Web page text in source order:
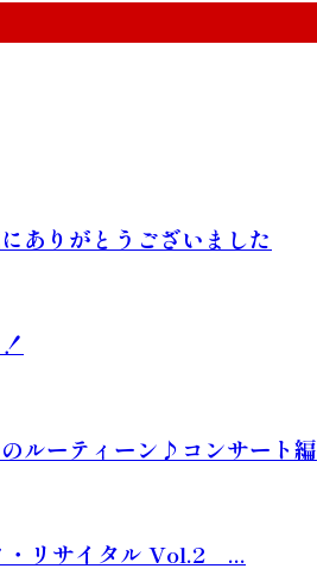
ありがとうございました
ルーティーン♪コンサート編
・リサイタル Vol.2 ...